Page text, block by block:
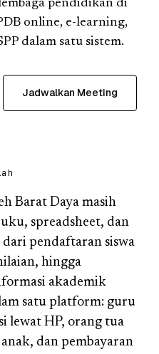
pendidikan di
online, e-learning,
dalam satu sistem.
Jadwalkan Meeting
Barat Daya masih
spreadsheet, dan
pendaftaran siswa
hingga
akademik
satu platform: guru
lewat HP, orang tua
dan pembayaran